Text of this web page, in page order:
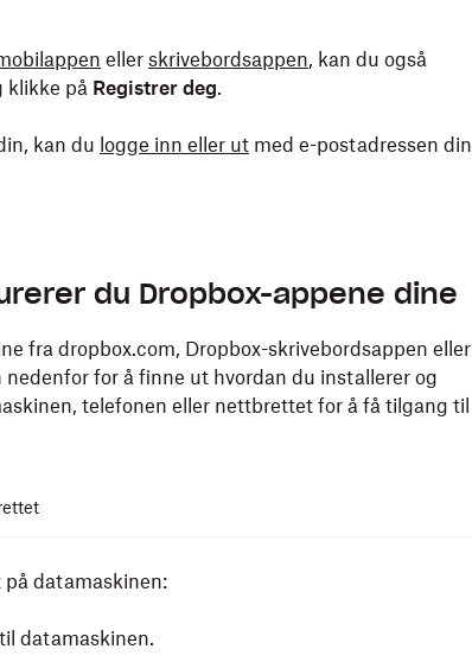
eller skrivebordsappen, kan du også
klikke på Registrer deg.
kan du logge inn eller ut med e-postadressen din
du Dropbox-appene dine
fra dropbox.com, Dropbox-skrivebordsappen eller
for å finne ut hvordan du installerer og
telefonen eller nettbrettet for å få tilgang til
datamaskinen:
til datamaskinen.